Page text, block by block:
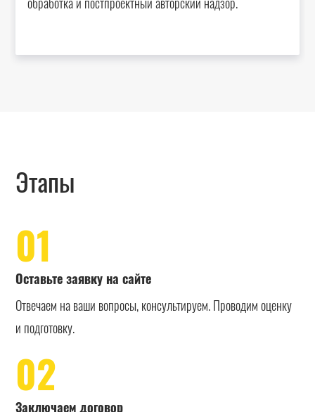
Этапы
01
Оставьте заявку на сайте
Отвечаем на ваши вопросы, консультируем. Проводим оценку
и подготовку.
02
Заключаем договор